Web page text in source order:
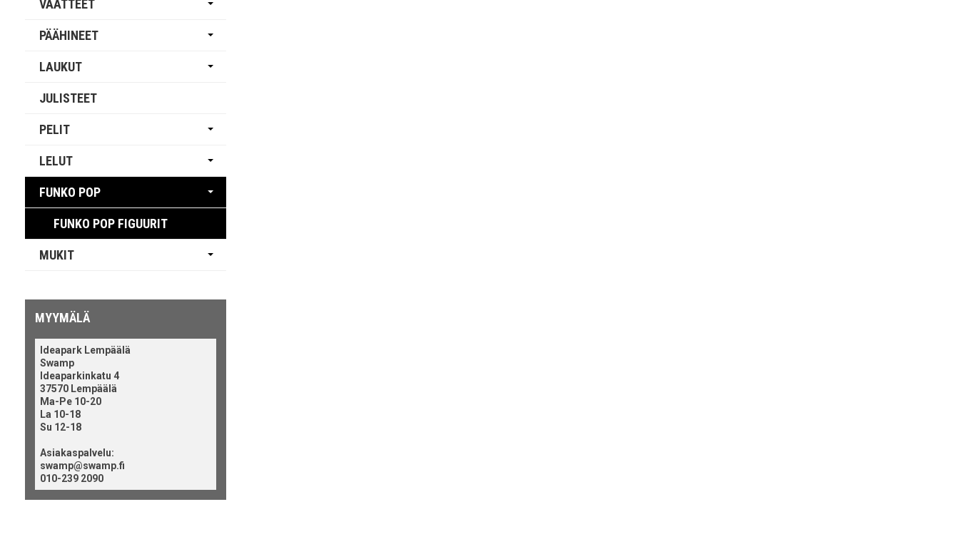
VAATTEET
PÄÄHINEET
LAUKUT
JULISTEET
PELIT
LELUT
FUNKO POP
FUNKO POP FIGUURIT
MUKIT
MYYMÄLÄ
Ideapark Lempäälä
Swamp
Ideaparkinkatu 4
37570 Lempäälä
Ma-Pe 10-20
La 10-18
Su 12-18
Asiakaspalvelu:
swamp@swamp.fi
010-239 2090